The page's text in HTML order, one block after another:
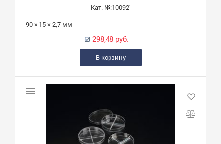
Кат. №:10092'
90 × 15 × 2,7 мм
298,48 руб.
В корзину